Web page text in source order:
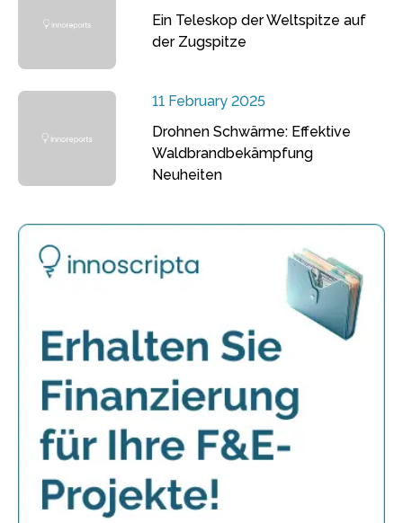
Ein Teleskop der Weltspitze auf
der Zugspitze
11 February 2025
Drohnen Schwärme: Effektive
Waldbrandbekämpfung
Neuheiten